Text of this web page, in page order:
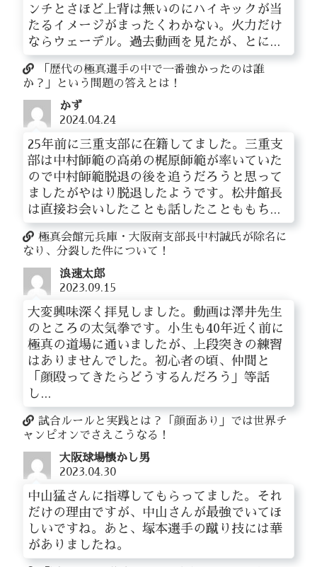
ンチとさほど上背は無いのにハイキックが当
たるイメージがまったくわかない。火力だけ
ならウェーデル。過去動画を見たが、とに...
「歴代の極真選手の中で一番強かったのは誰
か？」という問題の答えとは！
かず
2024.04.24
25年前に三重支部に在籍してました。三重支
部は中村師範の高弟の梶原師範が率いていた
ので中村師範脱退の後を追うだろうと思って
ましたがやはり脱退したようです。松井館長
は直接お会いしたことも話したことももち...
極真会館元兵庫・大阪南支部長中村誠氏が除名に
なり、分裂した件について！
浪速太郎
2023.09.15
大変興味深く拝見しました。動画は澤井先生
のところの太気拳です。小生も40年近く前に
極真の道場に通いましたが、上段突きの練習
はありませんでした。初心者の頃、仲間と
「顔殴ってきたらどうするんだろう」等話
し...
試合ルールと実践とは？「顔面あり」では世界チ
ャンピオンでさえこうなる！
大阪球場懐かし男
2023.04.30
中山猛さんに指導してもらってました。それ
だけの理由ですが、中山さんが最強でいてほ
しいですね。あと、塚本選手の蹴り技には華
がありましたね。